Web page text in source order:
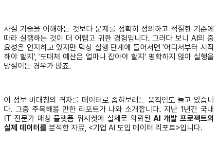
사실 기술을 이해하는 것보다 문제를 정확히 정의하고 적절한 기준에
따라 실행하는 것이 더 어렵고 귀한 경험입니다. 그러다 보니 AI의 중
요성은 인지하고 있지만 막상 실행 단계에 들어서면 '어디서부터 시작
해야 할지', '도대체 예산은 얼마나 잡아야 할지' 명확하지 않아 실행을
망설이는 경우가 많죠.
이 정보 비대칭의 격차를 데이터로 좁혀보려는 움직임도 늘고 있습니
다. 그중 주목해볼 만한 리포트가 나와 소개합니다. 지난 1년간 국내
IT 전문가 매칭 플랫폼 위시켓에 실제로 의뢰된AI 개발 프로젝트의
실제 데이터를 분석한 자료, <기업 AI 도입 데이터 리포트>입니다.